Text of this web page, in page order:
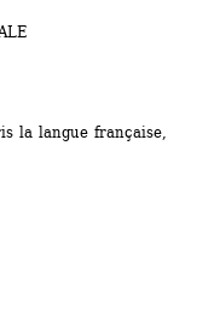
la langue française,